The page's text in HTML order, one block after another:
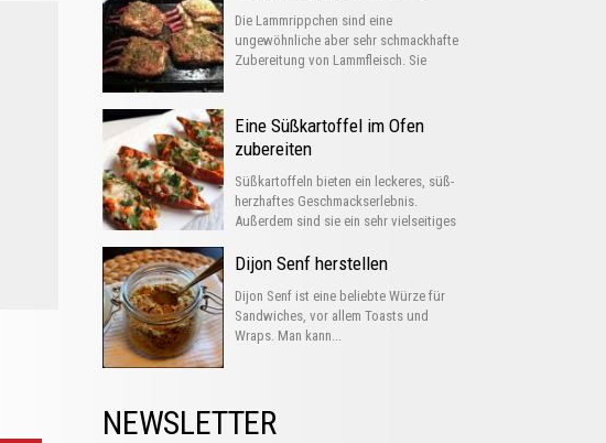
Die Lammrippchen sind eine
ungewöhnliche aber sehr schmackhafte
Zubereitung von Lammfleisch. Sie
Eine Süßkartoffel im Ofen
zubereiten
Süßkartoffeln bieten ein leckeres, süß-
herzhaftes Geschmackserlebnis.
Außerdem sind sie ein sehr vielseitiges
Dijon Senf herstellen
Dijon Senf ist eine beliebte Würze für
Sandwiches, vor allem Toasts und
Wraps. Man kann...
NEWSLETTER